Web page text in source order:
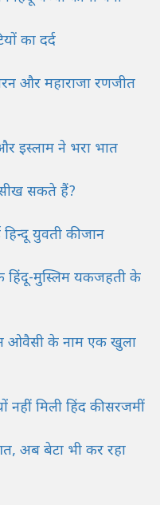
का दर्द
और महाराजा रणजीत
इस्लाम ने भरा भात
सीख सकते हैं?
युवती की जान
हिंदू-मुस्लिम यकजहती के
ओवैसी के नाम एक खुला
मिली हिंद की सरजमीं
अब बेटा भी कर रहा